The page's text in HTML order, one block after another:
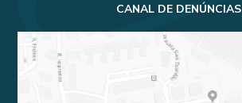
CANAL DE DENÚNCIAS